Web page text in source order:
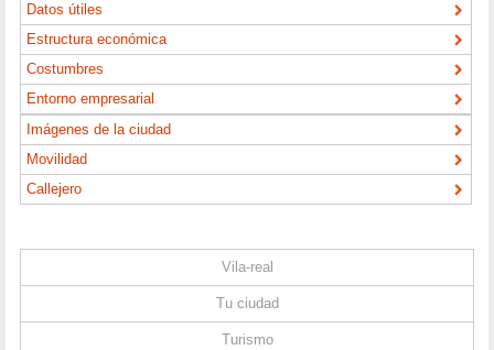
Datos útiles
Estructura económica
Costumbres
Entorno empresarial
Imágenes de la ciudad
Movilidad
Callejero
Vila-real
Tu ciudad
Turismo